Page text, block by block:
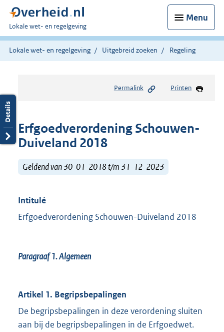
Menu
U
bent
hier:
Lokale wet- en regelgeving
Lokale wet- en regelgeving Uitgebreid zoeken Regeling
Permalink Printen
Erfgoedverordening Schouwen-
Duiveland 2018
Geldend van 30-01-2018 t/m 31-12-2023
Intitulé
Erfgoedverordening Schouwen-Duiveland 2018
Paragraaf 1.Algemeen
Artikel 1. Begripsbepalingen
De begripsbepalingen in deze verordening sluiten
aan bij de begripsbepalingen in de Erfgoedwet.